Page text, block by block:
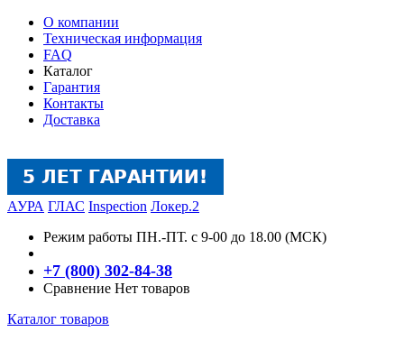
О компании
Техническая информация
FAQ
Каталог
Гарантия
Контакты
Доставка
АУРА ГЛАС Inspection Локер.2
Режим работы ПН.-ПТ. с 9-00 до 18.00 (МСК)
+7 (800) 302-84-38
Сравнение Нет товаров
Каталог товаров